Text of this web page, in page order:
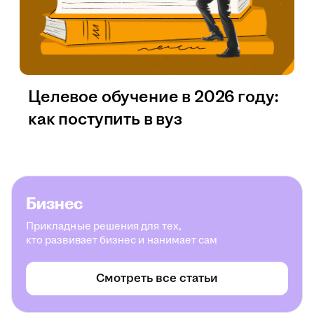
Целевое обучение в 2026 году:
как поступить в вуз
Бизнес
Прикладные решения для тех,
кто развивает бизнес и нанимает сам
Смотреть все статьи